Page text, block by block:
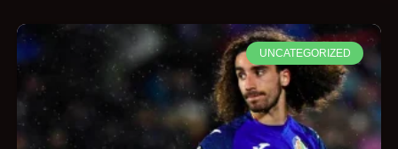
UNCATEGORIZED